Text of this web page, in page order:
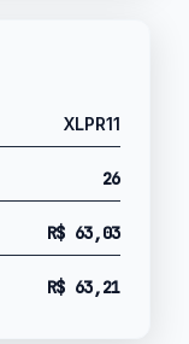
XLPR11
26
R$ 63,03
R$ 63,21